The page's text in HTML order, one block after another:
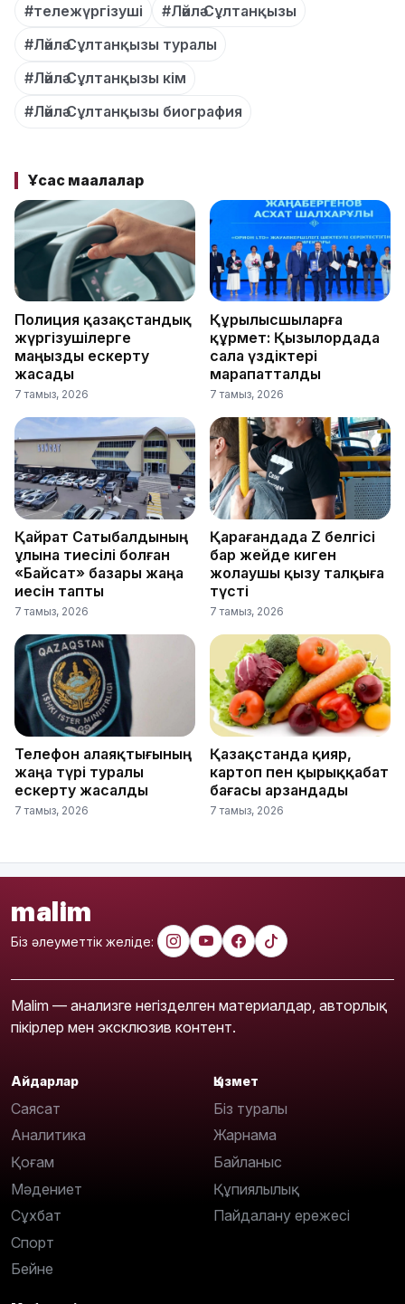
#тележүргізуші
#Ләйлә Сұлтанқызы
#Ләйлә Сұлтанқызы туралы
#Ләйлә Сұлтанқызы кім
#Ләйлә Сұлтанқызы биография
Ұқсас мақалалар
Полиция қазақстандық
жүргізушілерге
маңызды ескерту
жасады
7 тамыз, 2026
Құрылысшыларға
құрмет: Қызылордада
сала үздіктері
марапатталды
7 тамыз, 2026
Қайрат Сатыбалдының
ұлына тиесілі болған
«Байсат» базары жаңа
иесін тапты
7 тамыз, 2026
Қарағандада Z белгісі
бар жейде киген
жолаушы қызу талқыға
түсті
7 тамыз, 2026
Телефон алаяқтығының
жаңа түрі туралы
ескерту жасалды
7 тамыз, 2026
Қазақстанда қияр,
картоп пен қырыққабат
бағасы арзандады
7 тамыз, 2026
malim
Біз әлеуметтік желіде:
Malim — анализге негізделген материалдар, авторлық
пікірлер мен эксклюзив контент.
Айдарлар
Саясат
Аналитика
Қоғам
Мәдениет
Сұхбат
Спорт
Бейне
Қызмет
Біз туралы
Жарнама
Байланыс
Құпиялылық
Пайдалану ережесі